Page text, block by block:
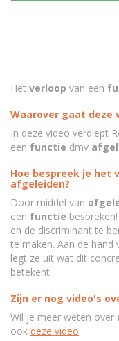
Het verloop van een
Waarover gaat deze
In deze video verdiept
een functie dmv
Hoe bespreek je het
afgeleiden?
Door middel van
een functie
en de discriminant te
te maken. Aan de
legt ze uit wat dit
betekent.
Zijn er nog video's
Wil je meer weten over
ook deze video.